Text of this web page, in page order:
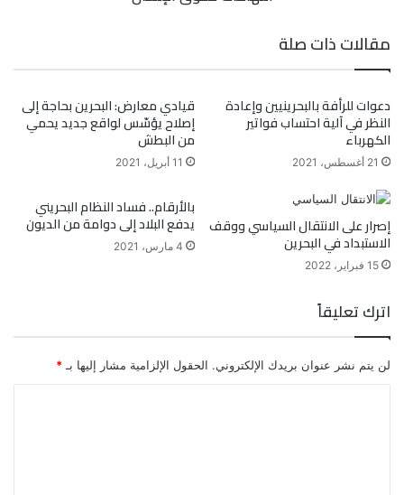
مقالات ذات صلة
دعوات للرأفة بالبحرينيين وإعادة
النظر في آلية احتساب فواتير
الكهرباء
21 أغسطس، 2021
قيادي معارض: البحرين بحاجة إلى
إصلاح يؤسّس لواقع جديد يحمي
من البطش
11 أبريل، 2021
إصرار على الانتقال السياسي ووقف
الاستبداد في البحرين
15 فبراير، 2022
بالأرقام.. فساد النظام البحريني
يدفع البلاد إلى دوامة من الديون
4 مارس، 2021
اترك تعليقاً
لن يتم نشر عنوان بريدك الإلكتروني. الحقول الإلزامية مشار إليها بـ *